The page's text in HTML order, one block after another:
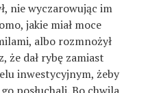
nie wyczarowując im
jakie miał moce
albo rozmnożył
że dał rybę zamiast
inwestycyjnym, żeby